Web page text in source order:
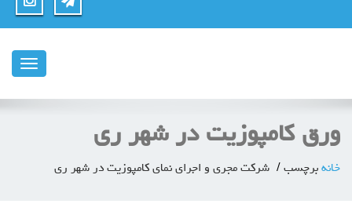
ناوبری
ورق کامپوزیت در شهر ری
خانه برچسب شرکت مجری و اجرای نمای کامپوزیت در شهر ری